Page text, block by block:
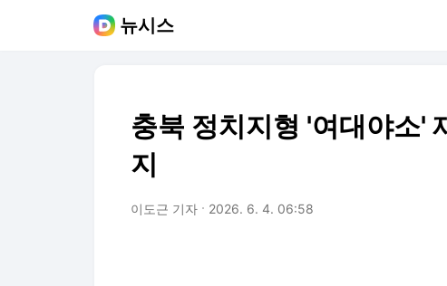
뉴시스
충북 정치지형 '여대야소'
지
이도근 기자 2026. 6. 4. 06:58